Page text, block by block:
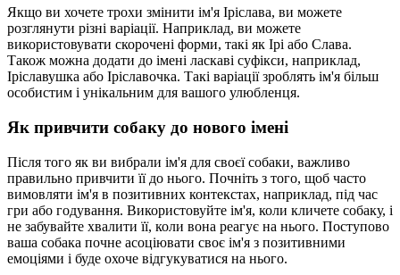
Якщо ви хочете трохи змінити ім'я Іріслава, ви можете
розглянути різні варіації. Наприклад, ви можете
використовувати скорочені форми, такі як Ірі або Слава.
Також можна додати до імені ласкаві суфікси, наприклад,
Іріславушка або Іріславочка. Такі варіації зроблять ім'я більш
особистим і унікальним для вашого улюбленця.
Як привчити собаку до нового імені
Після того як ви вибрали ім'я для своєї собаки, важливо
правильно привчити її до нього. Почніть з того, щоб часто
вимовляти ім'я в позитивних контекстах, наприклад, під час
гри або годування. Використовуйте ім'я, коли кличете собаку, і
не забувайте хвалити її, коли вона реагує на нього. Поступово
ваша собака почне асоціювати своє ім'я з позитивними
емоціями і буде охоче відгукуватися на нього.